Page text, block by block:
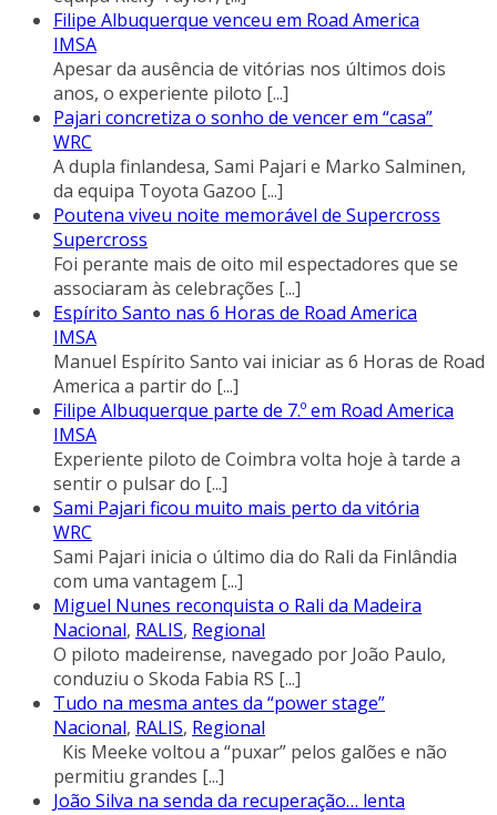
Filipe Albuquerque venceu em Road America
IMSA
Apesar da ausência de vitórias nos últimos dois
anos, o experiente piloto [...]
Pajari concretiza o sonho de vencer em “casa”
WRC
A dupla finlandesa, Sami Pajari e Marko Salminen,
da equipa Toyota Gazoo [...]
Poutena viveu noite memorável de Supercross
Supercross
Foi perante mais de oito mil espectadores que se
associaram às celebrações [...]
Espírito Santo nas 6 Horas de Road America
IMSA
Manuel Espírito Santo vai iniciar as 6 Horas de Road
America a partir do [...]
Filipe Albuquerque parte de 7.º em Road America
IMSA
Experiente piloto de Coimbra volta hoje à tarde a
sentir o pulsar do [...]
Sami Pajari ficou muito mais perto da vitória
WRC
Sami Pajari inicia o último dia do Rali da Finlândia
com uma vantagem [...]
Miguel Nunes reconquista o Rali da Madeira
Nacional, RALIS, Regional
O piloto madeirense, navegado por João Paulo,
conduziu o Skoda Fabia RS [...]
Tudo na mesma antes da “power stage”
Nacional, RALIS, Regional
Kis Meeke voltou a “puxar” pelos galões e não
permitiu grandes [...]
João Silva na senda da recuperação… lenta